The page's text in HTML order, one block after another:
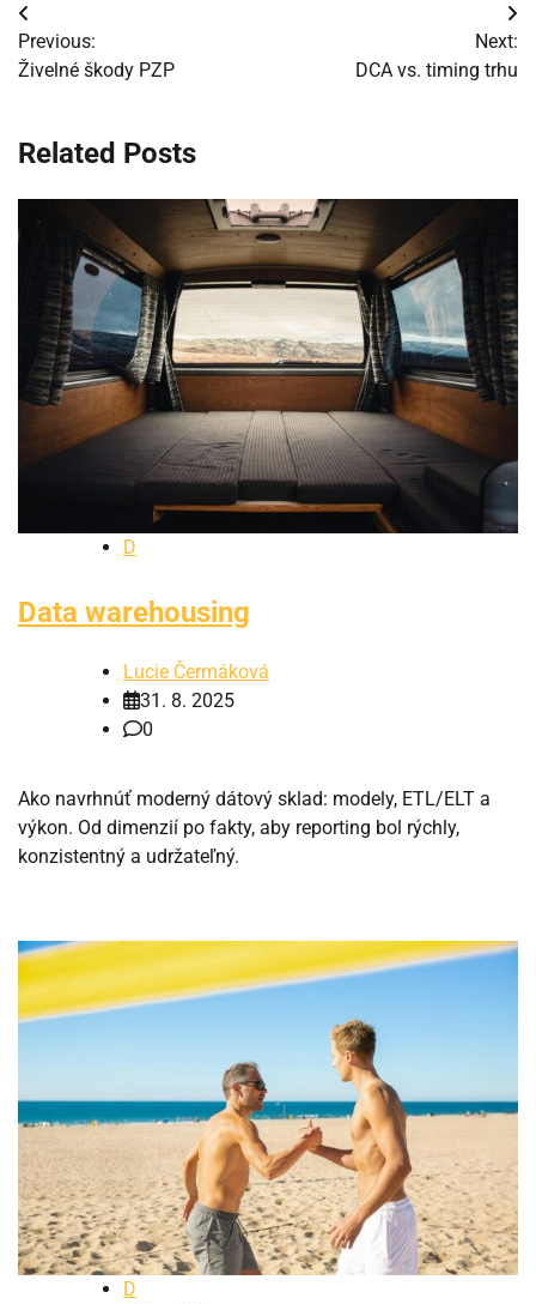
Navigácia
v
Previous:
Živelné škody PZP
Next:
DCA vs. timing trhu
Related Posts
D
Data warehousing
Lucie Čermáková
31. 8. 2025
0
Ako navrhnúť moderný dátový sklad: modely, ETL/ELT a
výkon. Od dimenzií po fakty, aby reporting bol rýchly,
konzistentný a udržateľný.
D